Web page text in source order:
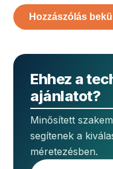
Ehhez a
ajánlatot?
Minősített
segítenek a
méretezésben.